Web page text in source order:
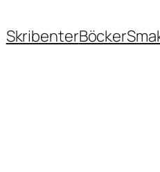
SkribenterBöcker